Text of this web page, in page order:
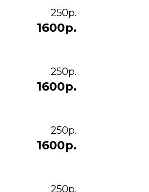
250р.
1600р.
250р.
1600р.
250р.
1600р.
250р.